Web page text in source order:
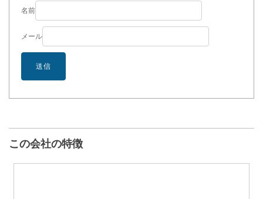
名前
メール
この会社の特徴